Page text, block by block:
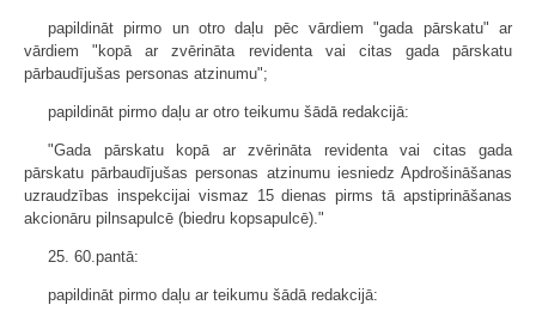
papildināt pirmo un otro daļu pēc vārdiem "gada pārskatu" ar
vārdiem "kopā ar zvērināta revidenta vai citas gada pārskatu
pārbaudījušas personas atzinumu";
papildināt pirmo daļu ar otro teikumu šādā redakcijā:
"Gada pārskatu kopā ar zvērināta revidenta vai citas gada
pārskatu pārbaudījušas personas atzinumu iesniedz Apdrošināšanas
uzraudzības inspekcijai vismaz 15 dienas pirms tā apstiprināšanas
akcionāru pilnsapulcē (biedru kopsapulcē)."
25. 60.pantā:
papildināt pirmo daļu ar teikumu šādā redakcijā: